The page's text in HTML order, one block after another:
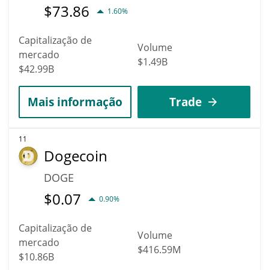
$73.86 1.60%
Capitalização de
mercado
$42.99B
Volume
$1.49B
Mais informação Trade
11
Dogecoin
DOGE
$0.07 0.90%
Capitalização de
mercado
$10.86B
Volume
$416.59M